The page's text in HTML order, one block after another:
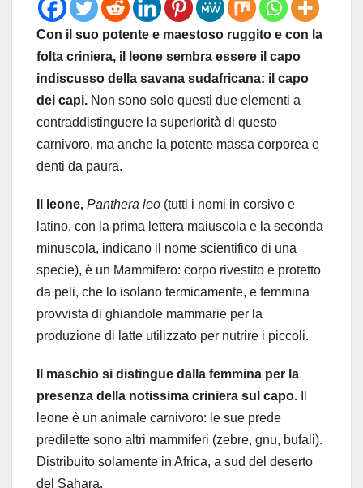
Con il suo potente e maestoso ruggito e con la
folta criniera, il leone sembra essere il capo
indiscusso della savana sudafricana: il capo
dei capi. Non sono solo questi due elementi a
contraddistinguere la superiorità di questo
carnivoro, ma anche la potente massa corporea e
denti da paura.
Il leone, Panthera leo (tutti i nomi in corsivo e
latino, con la prima lettera maiuscola e la seconda
minuscola, indicano il nome scientifico di una
specie), è un Mammifero: corpo rivestito e protetto
da peli, che lo isolano termicamente, e femmina
provvista di ghiandole mammarie per la
produzione di latte utilizzato per nutrire i piccoli.
Il maschio si distingue dalla femmina per la
presenza della notissima criniera sul capo.
leone è un animale carnivoro: le sue prede
predilette sono altri mammiferi (zebre, gnu, bufali).
Distribuito solamente in Africa, a sud del deserto
del Sahara.